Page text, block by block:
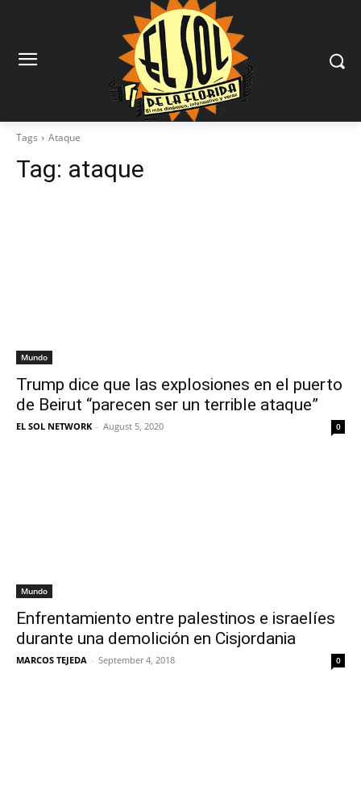
Tags Ataque
Tag: ataque
Mundo
Trump dice que las explosiones en el puerto
de Beirut “parecen ser un terrible ataque”
EL SOL NETWORK - August 5, 2020 0
Mundo
Enfrentamiento entre palestinos e israelíes
durante una demolición en Cisjordania
MARCOS TEJEDA - September 4, 2018 0